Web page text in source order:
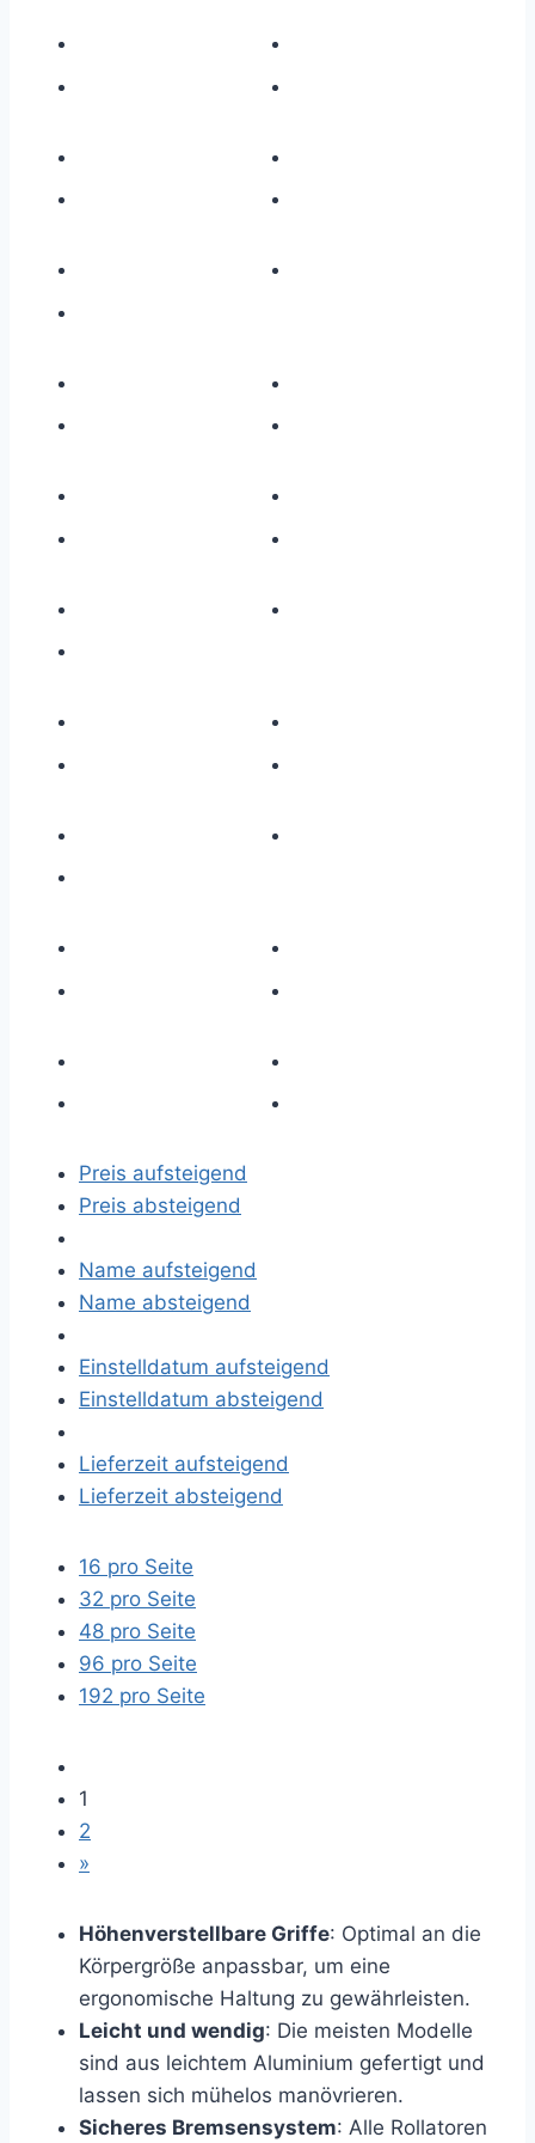
Preis aufsteigend
Preis absteigend
Name aufsteigend
Name absteigend
Einstelldatum aufsteigend
Einstelldatum absteigend
Lieferzeit aufsteigend
Lieferzeit absteigend
16 pro Seite
32 pro Seite
48 pro Seite
96 pro Seite
192 pro Seite
1
2
»
Höhenverstellbare Griffe: Optimal an die
Körpergröße anpassbar, um eine
ergonomische Haltung zu gewährleisten.
Leicht und wendig: Die meisten Modelle
sind aus leichtem Aluminium gefertigt und
lassen sich mühelos manövrieren.
Sicheres Bremsensystem: Alle Rollatoren